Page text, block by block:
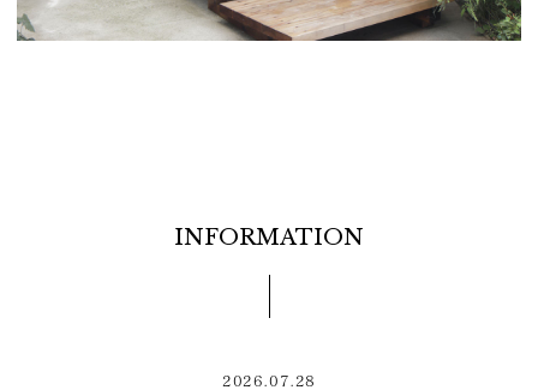
INFORMATION
2026.07.28